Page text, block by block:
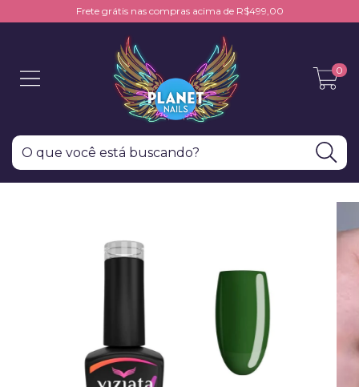
Frete grátis nas compras acima de R$499,00
0